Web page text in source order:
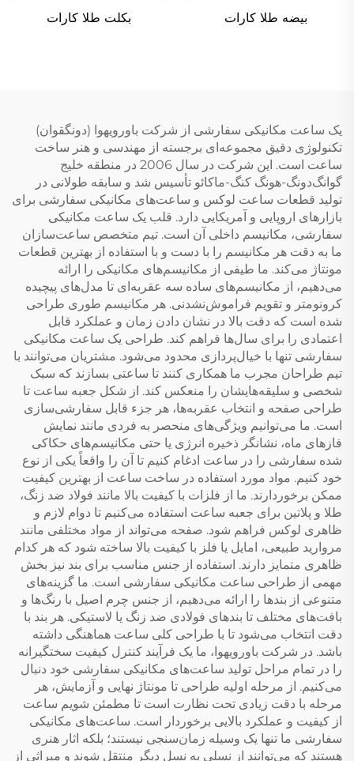
بیضه طلا کارات بکلت طلا کارات
یک ساعت مکانیکی سفارشی از شرکت باورویهوا (دونگقوان)
تکنولوژی دقیق مجموعه‌ای برجسته از مهندسی و هنر ساخت
ساعت است. این شرکت در سال 2006 در منطقه خلیج
گوانگ‌دونگ-هونگ کنگ-ماکائو تأسیس شد و سابقه طولانی در
تولید قطعات ساعت لوکس و ساعت‌های مکانیکی سفارشی برای
بازارهای اروپایی و آمریکایی دارد. قلب یک ساعت مکانیکی
سفارشی، مکانیسم داخلی آن است. تیم متخصص ساعت‌سازان
ما به دقت هر مکانیسم را با دست و با استفاده از بهترین قطعات
مونتاژ می‌کند. ما طیفی از مکانیسم‌های مکانیکی را ارائه
می‌دهیم، از مکانیسم‌های ساده سه عقربه‌ای تا مدل‌های پیچیده
کرونومتر و تقویم فراموش‌نشدنی. هر مکانیسم طوری طراحی
شده است که دقت بالا در نشان دادن زمان و عملکرد قابل
اعتمادی را برای سال‌ها فراهم کند. طراحی یک ساعت مکانیکی
سفارشی تنها با خیال‌پردازی محدود می‌شود. مشتریان می‌توانند با
تیم طراحان مجرب ما همکاری کنند تا ساعتی بسازند که سبک
شخصی و سلیقه‌هایشان را منعکس کند. از شکل جعبه ساعت تا
طراحی صفحه و انتخاب عقربه‌ها، هر جزء قابل سفارشی‌سازی
است. ما می‌توانیم ویژگی‌های منحصر به فردی مانند نمایش
فازهای ماه، نشانگر ذخیره انرژی یا حتی مکانیسم‌های حکاکی
شده سفارشی را در ساعت ادغام کنیم تا آن را واقعاً یکی از نوع
خود کنیم. مواد مورد استفاده در ساخت ساعت از بهترین کیفیت
ممکن برخوردارند. ما از فلزات با کیفیت بالا مانند فولاد ضد زنگ،
طلا و پلاتین برای جعبه ساعت استفاده می‌کنیم تا دوام لازم و
ظاهری لوکس فراهم شود. صفحه می‌تواند از مواد مختلفی مانند
مروارید طبیعی، امایل یا فلز با کیفیت بالا ساخته شود که هر کدام
ظاهری متمایز دارند. استفاده از جنس مناسب برای بند نیز بخش
مهمی از طراحی ساعت مکانیکی سفارشی است. ما گزینه‌های
متنوعی از بندها را ارائه می‌دهیم، از جنس چرم اصیل با رنگ‌ها و
بافت‌های مختلف تا بندهای فولادی ضد زنگ یا لاستیکی. هر بند با
دقت انتخاب می‌شود تا با طراحی کلی ساعت هماهنگی داشته
باشد. در شرکت باورویهوا، ما یک فرآیند کنترل کیفیت سختگیرانه
را در تمام مراحل تولید ساعت‌های مکانیکی سفارشی خود دنبال
می‌کنیم. از مرحله اولیه طراحی تا مونتاژ نهایی و آزمایش، هر
مرحله با دقت زیادی تحت نظارت است تا مطمئن شویم ساعت
از کیفیت و عملکرد بالایی برخوردار است. ساعت‌های مکانیکی
سفارشی ما تنها یک وسیله زمان‌سنجی نیستند؛ بلکه اثار هنری
هستند که می‌توانند از نسلی به نسل دیگر منتقل شوند و میراثی از